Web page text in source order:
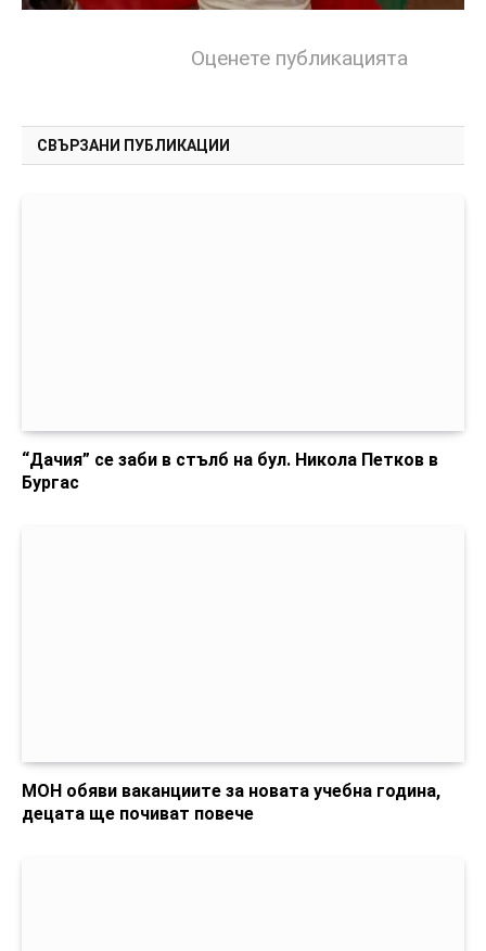
Оценете публикацията
СВЪРЗАНИ ПУБЛИКАЦИИ
“Дачия” се заби в стълб на бул. Никола Петков в
Бургас
МОН обяви ваканциите за новата учебна година,
децата ще почиват повече